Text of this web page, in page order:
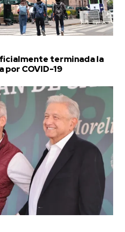
terminada la
COVID-19